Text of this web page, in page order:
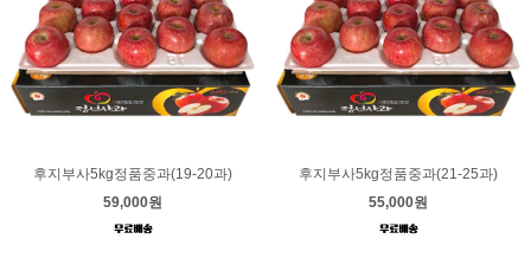
후지부사5kg정품중과(19-20과)
59,000원
후지부사5kg정품중과(21-25과)
55,000원